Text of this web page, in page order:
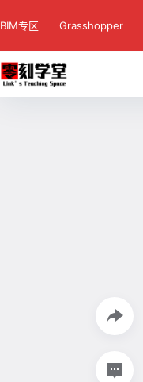
BIM专区 Grasshopper